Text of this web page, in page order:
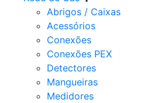
Abrigos / Caixas
Acessórios
Conexões
Conexões PEX
Detectores
Mangueiras
Medidores